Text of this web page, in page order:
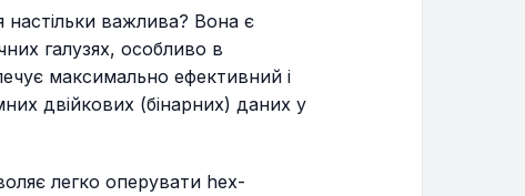
важлива? Вона є
галузях, особливо в
максимально ефективний і
двійкових (бінарних) даних у
легко оперувати hex-